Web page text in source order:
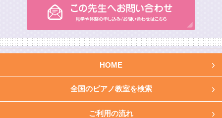
HOME
全国のピアノ教室を検索
ご利用の流れ